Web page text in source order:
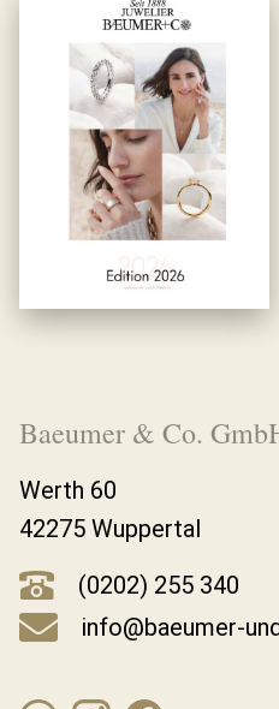
Baeumer & Co.
Werth 60
42275 Wuppertal
(0202) 255 340
info@baeumer-